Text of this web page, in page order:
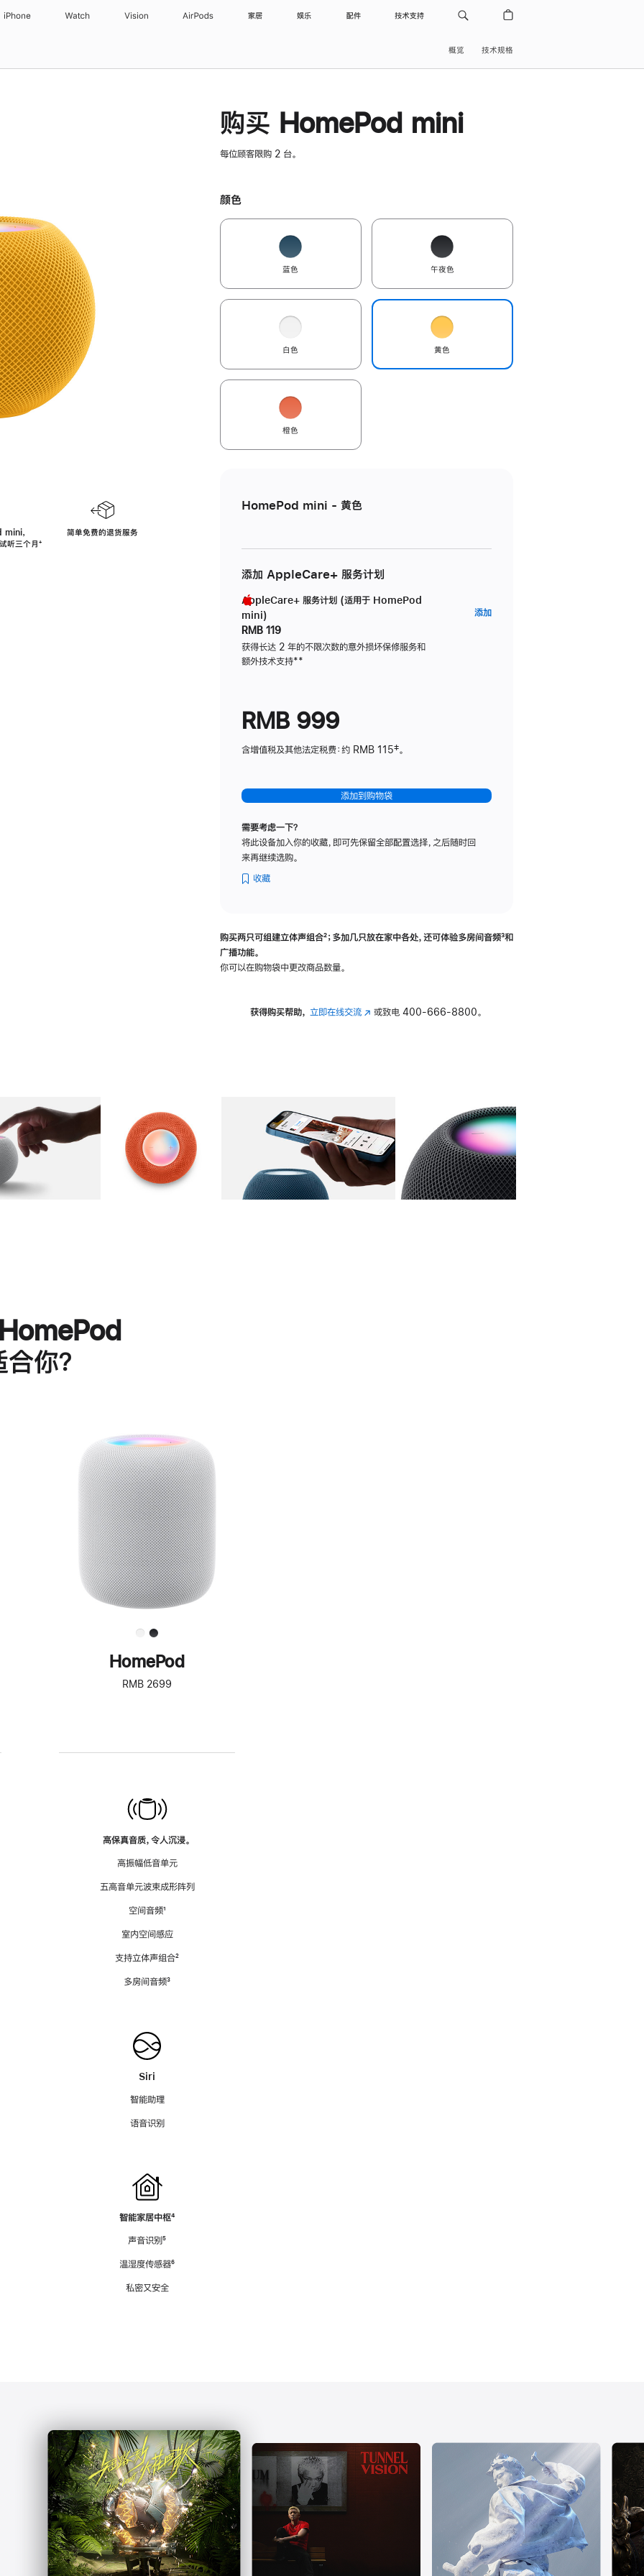
iPhone Watch Vision AirPods 家居 娱乐 配件 技术支持
概览 技术规格
，
听三个月脚
⁺
简单免费的退货服务
购买 HomePod mini
每位顾客限购 2 台。
颜色
蓝色 午夜色
白色 黄色
橙色
HomePod mini - 黄色
添加 AppleCare+ 服务计划
AppleCare+ 服务计划 (适用于 HomePod
mini)
RMB 119
获得长达 2 年的不限次数的意外损坏保修服务和
额外技术支持脚
**
添加AppleCare+
RMB 999
含增值税及其他法定税费：约 RMB 115‡。
添加到购物袋
需要考虑一下？
将此设备加入你的收藏，即可先保留全部配置选择，之后随时回
来再继续选购。
收藏
购买两只可组建立体声组合脚
²；多加几只放在家中各处，还可体验多‍房‍间音频脚
³和
广播功能。
你可以在购物袋中更改商品数量。
获得购买帮助， 立即在线交流(在 或致电 400-666-8800。
图库 图像 图库 图像 图库 图像 4 图库 图像 5
你？
进
一
步
了
解
HomePod<
HomePod
RMB 2699
高保真音质，令人沉浸。
高振幅低音单元
五高音单元波束成形阵列
空间音频脚
¹
室内空间感应
支持立体声组合脚
²
多房间音频脚
³
Siri
智能助理
语音识别
智能家居中枢脚
⁴
声音识别脚
⁵
温湿度传感器脚
⁶
私密又安全